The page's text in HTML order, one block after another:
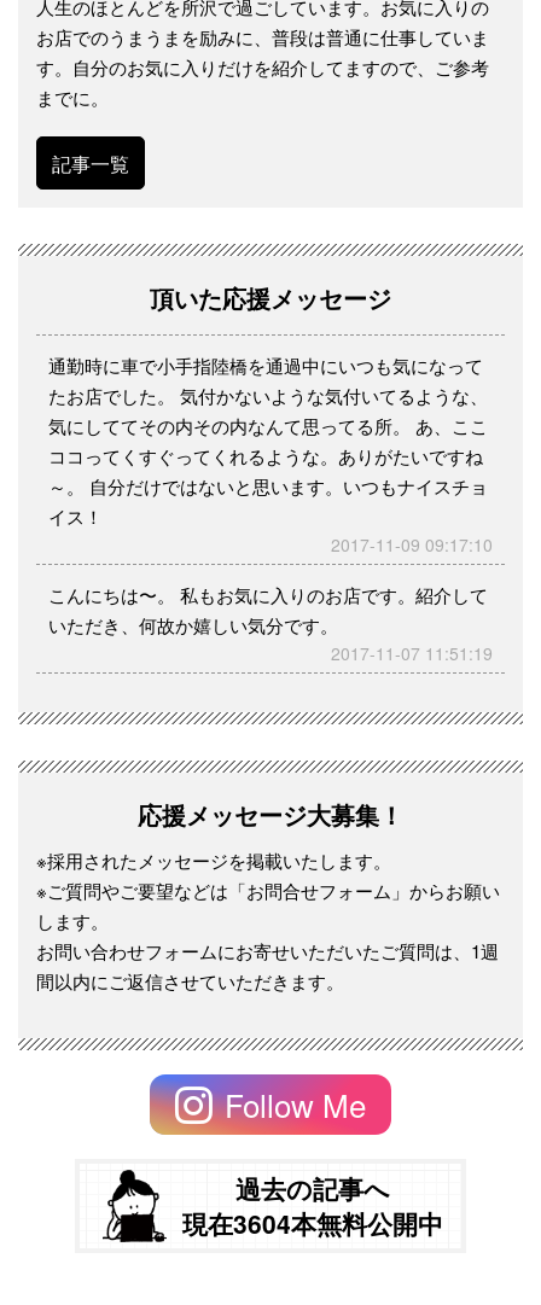
人生のほとんどを所沢で過ごしています。お気に入りの
お店でのうまうまを励みに、普段は普通に仕事していま
す。自分のお気に入りだけを紹介してますので、ご参考
までに。
記事一覧
頂いた応援メッセージ
通勤時に車で小手指陸橋を通過中にいつも気になって
たお店でした。 気付かないような気付いてるような、
気にしててその内その内なんて思ってる所。 あ、ここ
ココってくすぐってくれるような。ありがたいですね
～。 自分だけではないと思います。いつもナイスチョ
イス！
2017-11-09 09:17:10
こんにちは〜。 私もお気に入りのお店です。紹介して
いただき、何故か嬉しい気分です。
2017-11-07 11:51:19
応援メッセージ大募集！
※採用されたメッセージを掲載いたします。
※ご質問やご要望などは「お問合せフォーム」からお願い
します。
お問い合わせフォームにお寄せいただいたご質問は、1週
間以内にご返信させていただきます。
Follow Me
過去の記事へ
現在3604本無料公開中